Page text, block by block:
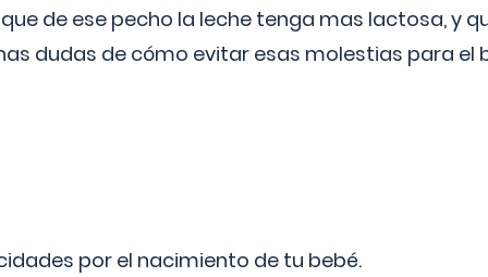
de ese pecho la leche tenga mas lactosa, y
dudas de cómo evitar esas molestias para el
por el nacimiento de tu bebé.